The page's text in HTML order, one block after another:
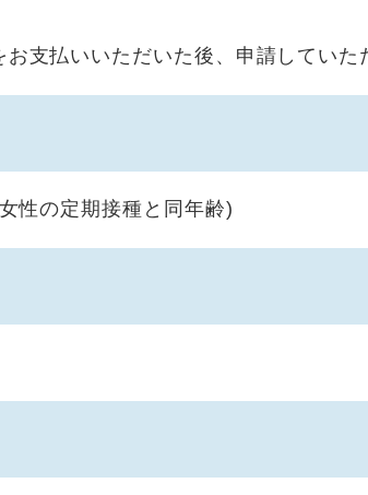
支払いいただいた後、申請していた
性の定期接種と同年齢)